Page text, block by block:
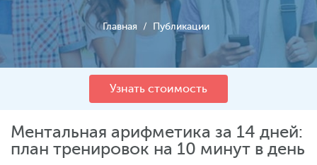
Главная / Публикации
Узнать стоимость
Ментальная арифметика за 14 дней:
план тренировок на 10 минут в день